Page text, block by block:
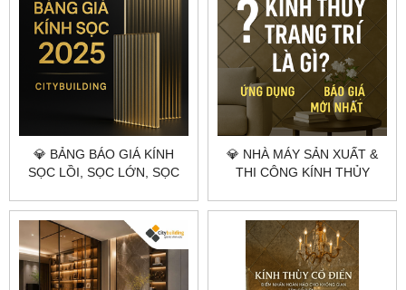
💎 BẢNG BÁO GIÁ KÍNH
SỌC LỒI, SỌC LỚN, SỌC
CITYBUILDING | XƯỞNG
GIA CÔNG CHUYÊN
NGHIỆP HÀ NỘI & TP.HCM
💎 NHÀ MÁY SẢN XUẤT &
THI CÔNG KÍNH THỦY
TẠI HÀ NỘI & TPHCM –
CITYBUILDING